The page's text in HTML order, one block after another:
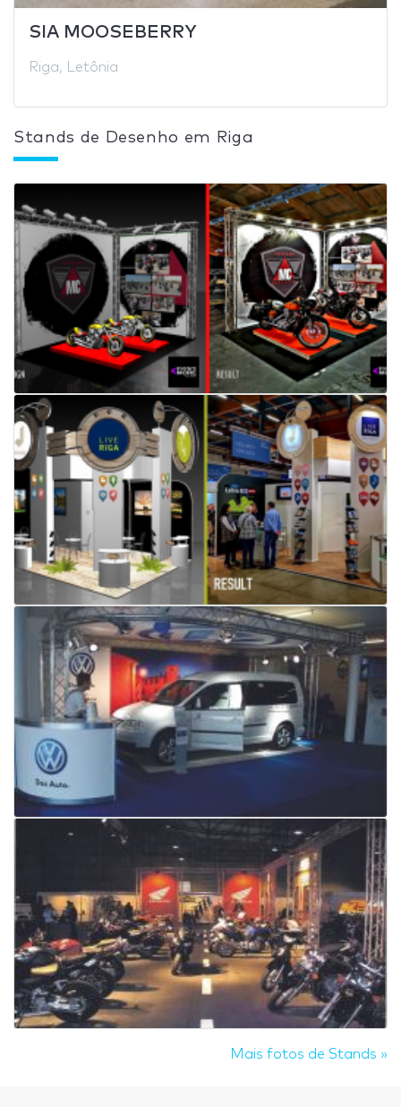
SIA MOOSEBERRY
Riga, Letônia
Stands de Desenho em Riga
Mais fotos de Stands »